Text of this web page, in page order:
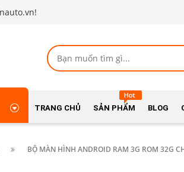
TRANG CHỦ SẢN PHẨM BLOG
BỘ MÀN HÌNH ANDROID RAM 3G ROM 32G